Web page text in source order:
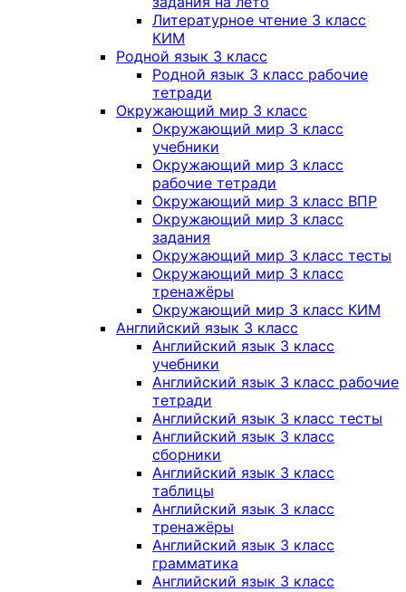
Литературное чтение 3 класс
КИМ
Родной язык 3 класс
Родной язык 3 класс рабочие
тетради
Окружающий мир 3 класс
Окружающий мир 3 класс
учебники
Окружающий мир 3 класс
рабочие тетради
Окружающий мир 3 класс ВПР
Окружающий мир 3 класс
задания
Окружающий мир 3 класс тесты
Окружающий мир 3 класс
тренажёры
Окружающий мир 3 класс КИМ
Английский язык 3 класс
Английский язык 3 класс
учебники
Английский язык 3 класс рабочие
тетради
Английский язык 3 класс тесты
Английский язык 3 класс
сборники
Английский язык 3 класс
таблицы
Английский язык 3 класс
тренажёры
Английский язык 3 класс
грамматика
Английский язык 3 класс